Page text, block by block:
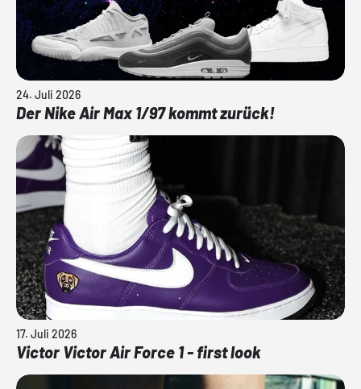
24. Juli 2026
Der Nike Air Max 1/97 kommt zurück!
17. Juli 2026
Victor Victor Air Force 1 - first look